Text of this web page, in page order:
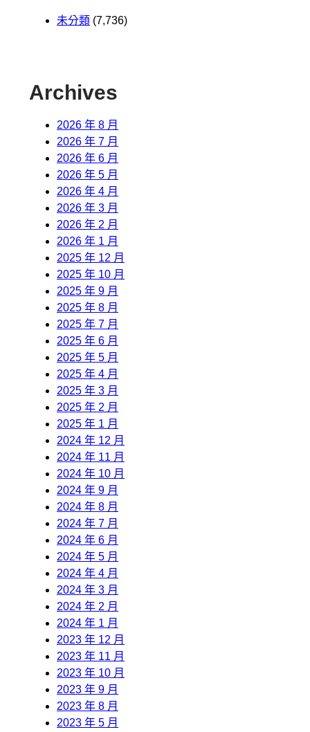
未分類 (7,736)
Archives
2026 年 8 月
2026 年 7 月
2026 年 6 月
2026 年 5 月
2026 年 4 月
2026 年 3 月
2026 年 2 月
2026 年 1 月
2025 年 12 月
2025 年 10 月
2025 年 9 月
2025 年 8 月
2025 年 7 月
2025 年 6 月
2025 年 5 月
2025 年 4 月
2025 年 3 月
2025 年 2 月
2025 年 1 月
2024 年 12 月
2024 年 11 月
2024 年 10 月
2024 年 9 月
2024 年 8 月
2024 年 7 月
2024 年 6 月
2024 年 5 月
2024 年 4 月
2024 年 3 月
2024 年 2 月
2024 年 1 月
2023 年 12 月
2023 年 11 月
2023 年 10 月
2023 年 9 月
2023 年 8 月
2023 年 5 月